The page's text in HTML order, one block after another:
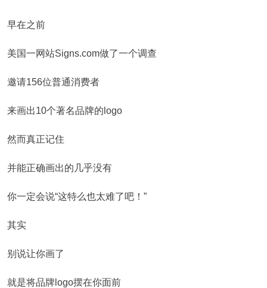
早在之前
美国一网站Signs.com做了一个调查
邀请156位普通消费者
来画出10个著名品牌的logo
然而真正记住
并能正确画出的几乎没有
你一定会说“这特么也太难了吧！”
其实
别说让你画了
就是将品牌logo摆在你面前